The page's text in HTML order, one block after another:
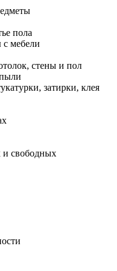
пола
мебели
стены и пол
затирки, клея
и свободных